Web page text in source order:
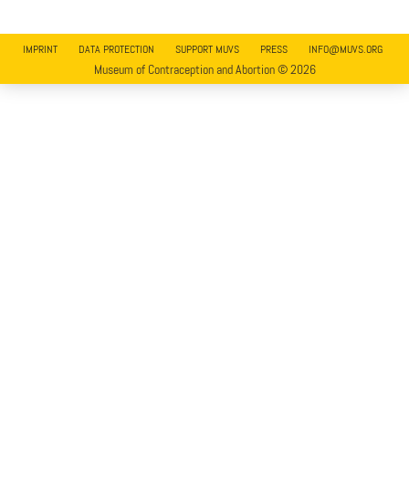
IMPRINT DATA PROTECTION SUPPORT MUVS PRESS INFO@MUVS.ORG
Museum of Contraception and Abortion © 2026